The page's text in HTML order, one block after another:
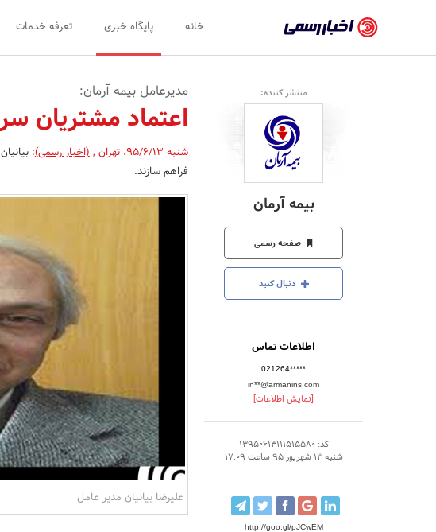
رسمی
-
اخبار
تایید
شده
شرکت‌ها،
سازمان‌ها
و
روابط
عمومی‌ها
خانه پایگاه خبری تعرفه خدمات
منتشر کننده:
بیمه آرمان
صفحه رسمی
دنبال کنید
اطلاعات تماس
021264*****
in**@armanins.com
[نمایش اطلاعات]
کد: 13950613111515580
شنبه 13 شهریور 95 ساعت 17:09
http://goo.gl/pJCwEM
مدیرعامل بیمه آرمان:
اعتماد مشتریان
شنبه 95/6/13 ،تهران ,(اخبار رسمی):
فراهم سازند.
علیرضا بیانیان مدیر عامل